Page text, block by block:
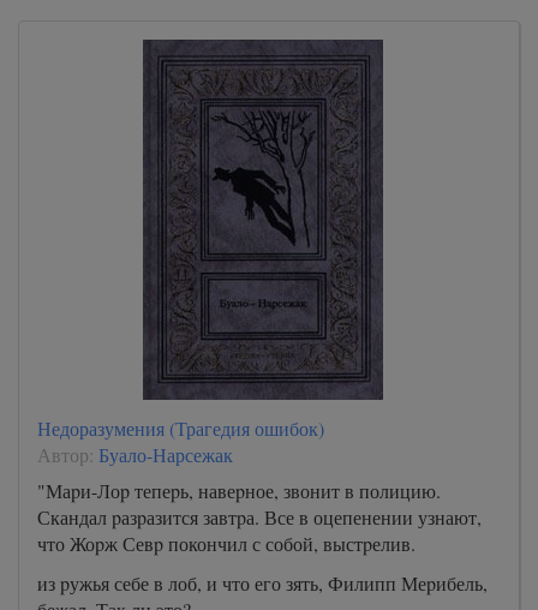
Недоразумения (Трагедия ошибок)
Автор: Буало-Нарсежак
"Маpи-Лоp тепеpь, навеpное, звонит в полицию.
Скандал pазpазится завтpа. Все в оцепенении узнают,
что Жоpж Севp покончил с собой, выстpелив.
из pужья себе в лоб, и что его зять, Филипп Меpибель,